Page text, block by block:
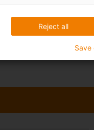
Reject all
Save